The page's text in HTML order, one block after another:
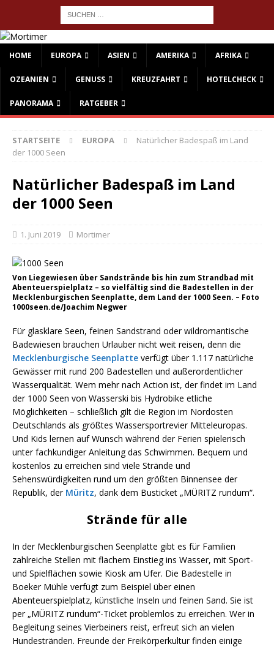
HOME EUROPA ASIEN AMERIKA AFRIKA
OZEANIEN GENUSS KREUZFAHRT HOTELCHECK
PANORAMA RATGEBER
STARTSEITE EUROPA
Natürlicher Badespaß im Land
der 1000 Seen
Natürlicher Badespaß im Land
der 1000 Seen
1. Juni 2019 Mortimer
Von Liegewiesen über Sandstrände bis hin zum Strandbad mit
Abenteuerspielplatz – so vielfältig sind die Badestellen in der
Mecklenburgischen Seenplatte, dem Land der 1000 Seen. – Foto
1000seen.de/Joachim Negwer
Für glasklare Seen, feinen Sandstrand oder wildromantische
Badewiesen brauchen Urlauber nicht weit reisen, denn die
Mecklenburgische Seenplatte verfügt über 1.117 natürliche
Gewässer mit rund 200 Badestellen und außerordentlicher
Wasserqualität. Wem mehr nach Action ist, der findet im Land
der 1000 Seen von Wasserski bis Hydrobike etliche
Möglichkeiten – schließlich gilt die Region im Nordosten
Deutschlands als größtes Wassersportrevier Mitteleuropas.
Und Kids lernen auf Wunsch während der Ferien spielerisch
unter fachkundiger Anleitung das Schwimmen. Bequem und
kostenlos zu erreichen sind viele Strände und
Sehenswürdigkeiten rund um den größten Binnensee der
Republik, der Müritz, dank dem Busticket „MÜRITZ rundum“.
Strände für alle
In der Mecklenburgischen Seenplatte gibt es für Familien
zahlreiche Stellen mit flachem Einstieg ins Wasser, mit Sport-
und Spielflächen sowie Kiosk am Ufer. Die Badestelle in
Boeker Mühle verfügt zum Beispiel über einen
Abenteuerspielplatz, künstliche Inseln und feinen Sand. Sie ist
per „MÜRITZ rundum“-Ticket problemlos zu erreichen. Wer in
Begleitung seines Vierbeiners reist, erfreut sich an vielen
Hundestränden. Freunde der Freikörperkultur finden einige